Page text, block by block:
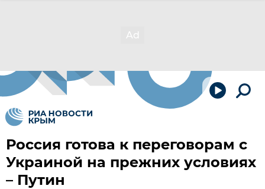
Россия готова к переговорам с
Украиной на прежних условиях
– Путин